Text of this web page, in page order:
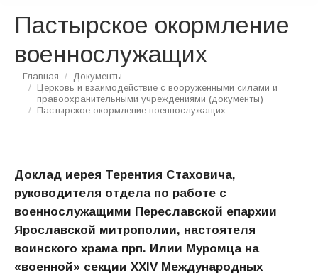
Пастырское окормление
военнослужащих
Вы здесь:
Главная
Документы
Церковь и взаимодействие с вооруженными силами и
правоохранительными учреждениями (документы)
Пастырское окормление военнослужащих
Доклад иерея Терентия Стаховича,
руководителя отдела по работе с
военнослужащими Переславской епархии
Ярославской митрополии, настоятеля
воинского храма прп. Илии Муромца на
«военной» секции XXIV Международных